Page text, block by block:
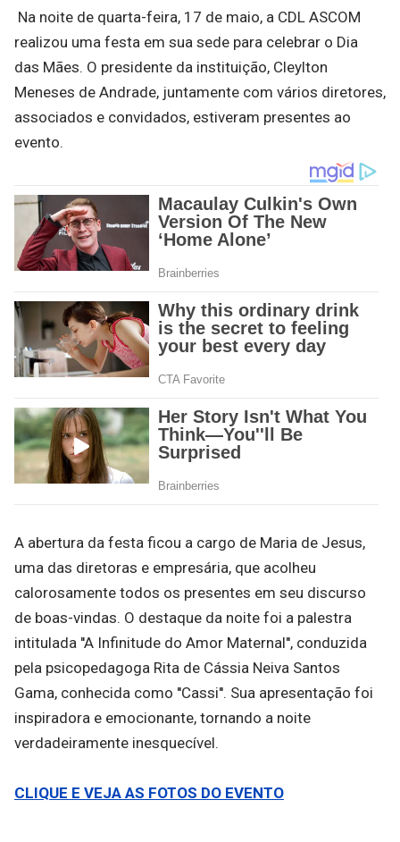
Na noite de quarta-feira, 17 de maio, a CDL ASCOM
realizou uma festa em sua sede para celebrar o Dia
das Mães. O presidente da instituição, Cleylton
Meneses de Andrade, juntamente com vários diretores,
associados e convidados, estiveram presentes ao
evento.
A abertura da festa ficou a cargo de Maria de Jesus,
uma das diretoras e empresária, que acolheu
calorosamente todos os presentes em seu discurso
de boas-vindas. O destaque da noite foi a palestra
intitulada ''A Infinitude do Amor Maternal'', conduzida
pela psicopedagoga Rita de Cássia Neiva Santos
Gama, conhecida como ''Cassi''. Sua apresentação foi
inspiradora e emocionante, tornando a noite
verdadeiramente inesquecível.
CLIQUE E VEJA AS FOTOS DO EVENTO